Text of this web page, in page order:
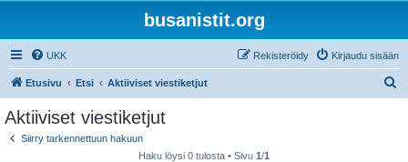
busanistit.org
UKK Kirjaudu sisään
Rekisteröidy
Etusivu Etsi Aktiiviset viestiketjut
Aktiiviset viestiketjut
Siirry tarkennettuun hakuun
Haku löysi 0 tulosta • Sivu 1/1